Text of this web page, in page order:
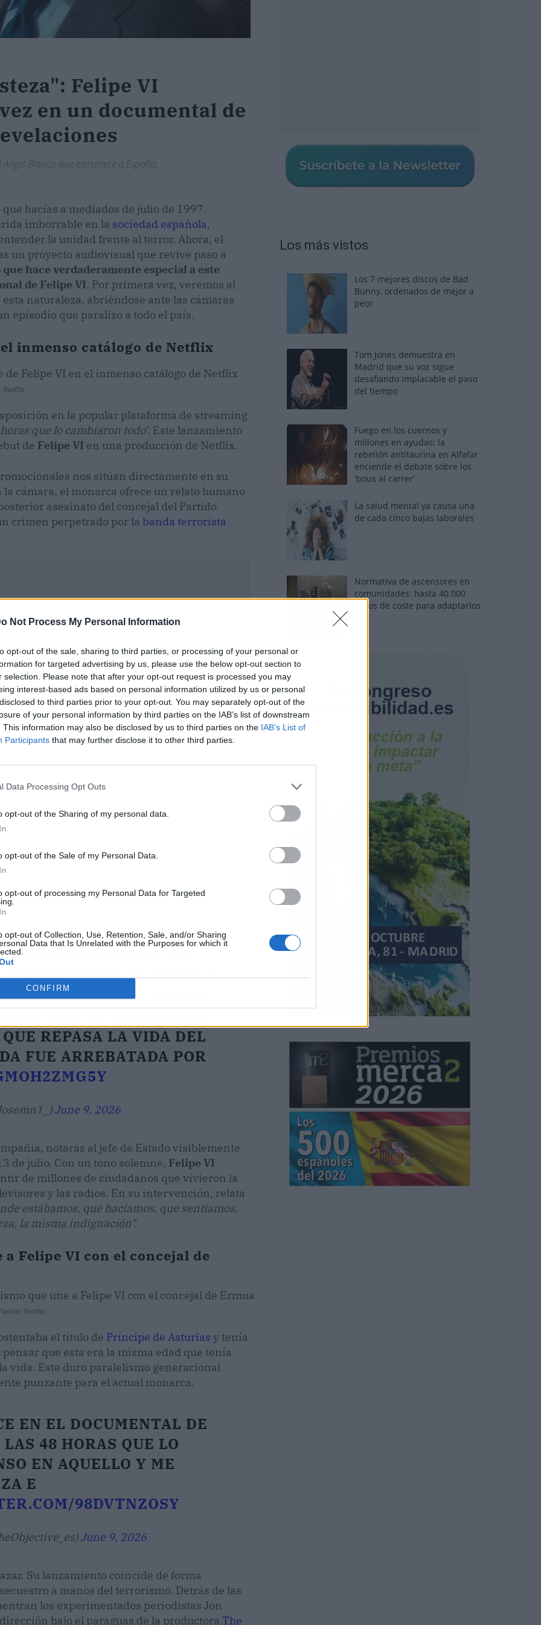
Not Process My Personal Information
opt-out of the sale, sharing to third parties, or processing of your personal or
for targeted advertising by us, please use the below opt-out section to
selection. Please note that after your opt-out request is processed you may
interest-based ads based on personal information utilized by us or personal
to third parties prior to your opt-out. You may separately opt-out of the
of your personal information by third parties on the IAB’s list of downstream
This information may also be disclosed by us to third parties on the IAB’s List of
Participants that may further disclose it to other third parties.
Data Processing Opt Outs
opt-out of the Sharing of my personal data.
opt-out of the Sale of my Personal Data.
opt-out of processing my Personal Data for Targeted
opt-out of Collection, Use, Retention, Sale, and/or Sharing
Data that Is Unrelated with the Purposes for which it
CONFIRM
Felipe VI
en un documental de
Blanco que estremece a España.
hacías a mediados de julio de 1997.
imborrable en la sociedad española,
la unidad frente al terror. Ahora, el
un proyecto audiovisual que revive paso a
que hace verdaderamente especial a este
de Felipe VI. Por primera vez, veremos al
naturaleza, abriéndose ante las cámaras
episodio que paralizó a todo el país.
inmenso catálogo de Netflix
Netflix
en la popular plataforma de streaming
que lo cambiaron todo’. Este lanzamiento
de Felipe VI en una producción de Netflix.
nos sitúan directamente en su
cámara, el monarca ofrece un relato humano
asesinato del concejal del Partido
crimen perpetrado por la banda terrorista
SE CONVERTIRÁ EN
DOCUMENTAL DE NETFLIX
TESTIMONIO. "MIGUEL
QUE LO CAMBIARON
REPASA LA VIDA DEL
FUE ARREBATADA POR
June 9, 2026
notarás al jefe de Estado visiblemente
de julio. Con un tono solemne, Felipe VI
de millones de ciudadanos que vivieron la
y las radios. En su intervención, relata
estábamos, qué hacíamos, que sentíamos.
la misma indignación".
Felipe VI con el concejal de
Netflix
el título de Príncipe de Asturias y tenía
que esta era la misma edad que tenía
vida. Este duro paralelismo generacional
punzante para el actual monarca.
EN EL DOCUMENTAL DE
48 HORAS QUE LO
EN AQUELLO Y ME
E
98DVTNZOSY
June 9, 2026
Su lanzamiento coincide de forma
a manos del terrorismo. Detrás de las
los experimentados periodistas Jon
bajo el paraguas de la productora The
Los más vistos
Los 7 mejores discos de Bad
Bunny, ordenados de mejor a
peor
Tom Jones demuestra en
Madrid que su voz sigue
desafiando implacable el paso
del tiempo
Fuego en los cuernos y
millones en ayudas: la
rebelión antitaurina en Alfafar
enciende el debate sobre los
'bous al carrer'
La salud mental ya causa una
de cada cinco bajas laborales
Normativa de ascensores en
comunidades: hasta 40.000
euros de coste para adaptarlos